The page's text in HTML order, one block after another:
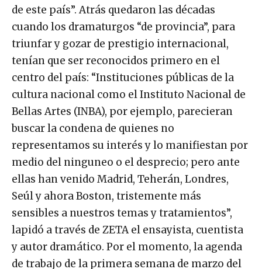
de este país”. Atrás quedaron las décadas
cuando los dramaturgos “de provincia”, para
triunfar y gozar de prestigio internacional,
tenían que ser reconocidos primero en el
centro del país: “Instituciones públicas de la
cultura nacional como el Instituto Nacional de
Bellas Artes (INBA), por ejemplo, parecieran
buscar la condena de quienes no
representamos su interés y lo manifiestan por
medio del ninguneo o el desprecio; pero ante
ellas han venido Madrid, Teherán, Londres,
Seúl y ahora Boston, tristemente más
sensibles a nuestros temas y tratamientos”,
lapidó a través de ZETA el ensayista, cuentista
y autor dramático. Por el momento, la agenda
de trabajo de la primera semana de marzo del